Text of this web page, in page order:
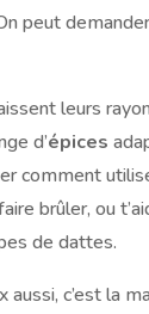
peut
leurs
d’épices
comment
brûler, ou
de dattes.
aussi, c’est la